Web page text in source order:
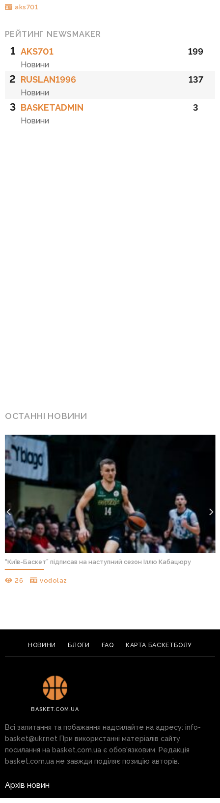
aks701
РЕЙТИНГ NEWSMAKER
1 AKS701
Новини
199
2 RUSLAN1996
Новини
137
3 BASKETADMIN
Новини
3
ОСТАННІ НОВИНИ
“Київ-Баскет” підписав на наступний сезон Іллю Кабацюру
26 vodolaz
НОВИНИ БЛОГИ FAQ КАРТА БАСКЕТБОЛУ
BASKET.COM.UA
Всі запитання та побажання надсилайте на адресу: info-
basket@ukr.netПри використанні матеріалів сайту
посилання на basket.com.ua є обов'язковим. Редакція
basket.com.ua не завжди поділяє позицію авторів.
Архів новин